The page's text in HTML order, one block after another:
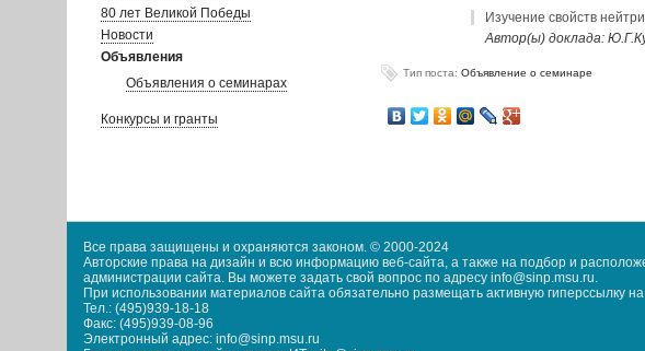
80 лет Великой Победы
Новости
Объявления
Объявления о семинарах
Конкурсы и гранты
Изучение свойств
Автор(ы) доклада:
Тип поста: Объявление о семинаре
Все права защищены и охраняются законом. © 2000-2024
Авторские права на дизайн и всю информацию веб-сайта, а также на подбор и
администрации сайта. Вы можете задать свой вопрос по адресу info@sinp.msu.ru.
При использовании материалов сайта обязательно размещать активную гиперссылку
Тел.: (495)939-18-18
Факс: (495)939-08-96
Электронный адрес: info@sinp.msu.ru